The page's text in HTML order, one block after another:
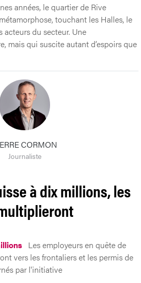
années, le quartier de Rive
touchant les Halles, le
acteurs du secteur. Une
mais qui suscite autant d’espoirs que
CORMON
Journaliste
à dix millions, les
Les employeurs en quête de
vers les frontaliers et les permis de
par l'initiative